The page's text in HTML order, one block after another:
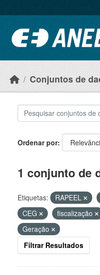
Conjuntos de
Ordenar por
1 conjunto de
Etiquetas: RAPEEL
CEG
fiscalização
Geração
Filtrar Resultados